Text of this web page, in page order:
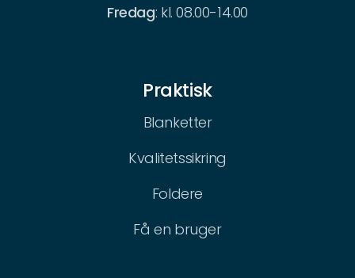
Fredag: kl. 08.00-14.00
Praktisk
Blanketter
Kvalitetssikring
Foldere
Få en bruger